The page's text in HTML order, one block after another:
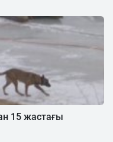
15 жастағы